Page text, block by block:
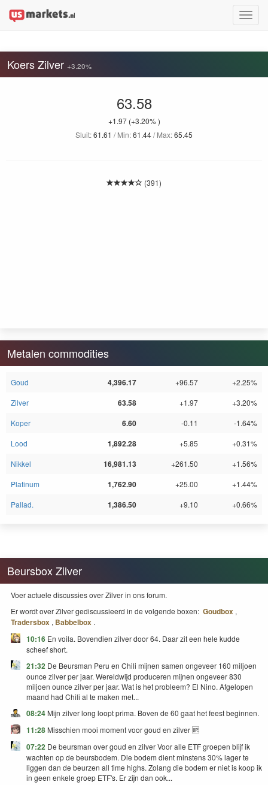
Toggle
Koers Zilver +3.20%
63.58
+1.97 (+3.20% )
Sluit:61.61 / Min:61.44/ Max:65.45
(391)
Metalen commodities
Goud 4,396.17 +96.57
+2.25%
Zilver
63.58 +1.97
+3.20%
Koper
6.60 -0.11
-1.64%
Lood
1,892.28 +5.85
+0.31%
Nikkel
16,981.13 +261.50
+1.56%
Platinum
1,762.90 +25.00
+1.44%
Pallad.
1,386.50 +9.10 +0.66%
Beursbox Zilver
Voer actuele discussies over Zilver in ons forum.
Er wordt over Zilver gediscussieerd in de volgende boxen: Goudbox ,
Tradersbox , Babbelbox .
10:16 En voila. Bovendien zilver door 64. Daar zit een hele kudde
scheef short.
21:32 De Beursman Peru en Chili mijnen samen ongeveer 160 miljoen
ounce zilver per jaar. Wereldwijd produceren mijnen ongeveer 830
miljoen ounce zilver per jaar. Wat is het probleem? El Nino. Afgelopen
maand had Chili al te maken met...
08:24 Mijn zilver long loopt prima. Boven de 60 gaat het feest beginnen.
11:28 Misschien mooi moment voor goud en zilver 🆙
07:22 De beursman over goud en zilver Voor alle ETF groepen blijf ik
wachten op de beursbodem. Die bodem dient minstens 30% lager te
liggen dan de beurzen all time highs. Zolang die bodem er niet is koop ik
in geen enkele groep ETF's. Er zijn dan ook...